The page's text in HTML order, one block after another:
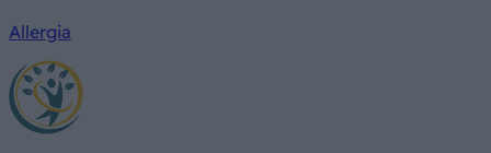
Allergia